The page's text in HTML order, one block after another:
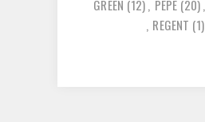
GREEN (12), PEPE (20),
, REGENT (1)